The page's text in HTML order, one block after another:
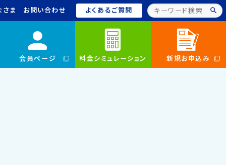
会員ページ 料金シミュレーション 新規お申込み
ま お問い合わせ よくあるご質問